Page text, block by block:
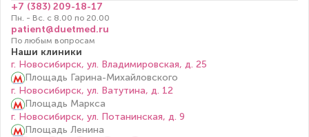
+7 (383) 209-18-17
Пн. - Вс. с 8.00 по 20.00
patient@duetmed.ru
По любым вопросам
Наши клиники
г. Новосибирск, ул. Владимировская, д. 25
Площадь Гарина-Михайловского
г. Новосибирск, ул. Ватутина, д. 12
Площадь Маркса
г. Новосибирск, ул. Потанинская, д. 9
Площадь Ленина